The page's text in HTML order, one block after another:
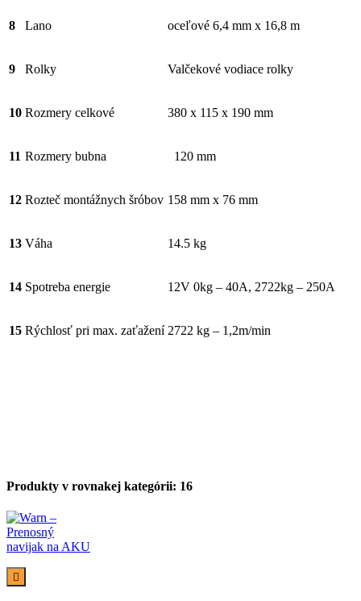
8 Lano oceľové 6,4 mm x 16,8 m
9 Rolky Valčekové vodiace rolky
10 Rozmery celkové 380 x 115 x 190 mm
11 Rozmery bubna 120 mm
12 Rozteč montážnych šróbov 158 mm x 76 mm
13 Váha 14.5 kg
14 Spotreba energie 12V 0kg – 40A, 2722kg – 250A
15 Rýchlosť pri max. zaťažení 2722 kg – 1,2m/min
Produkty v rovnakej kategórii: 16
